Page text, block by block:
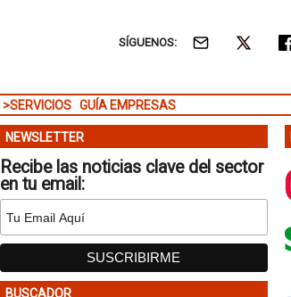
SÍGUENOS:
>SERVICIOS GUÍA EMPRESAS
NEWSLETTER
Recibe las noticias clave del sector
en tu email:
BUSCADOR